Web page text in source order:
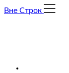
Skip
Вне Строк